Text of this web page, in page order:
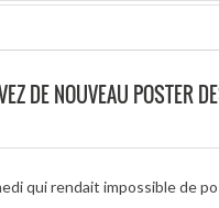
DE NOUVEAU POSTER
qui rendait impossible de